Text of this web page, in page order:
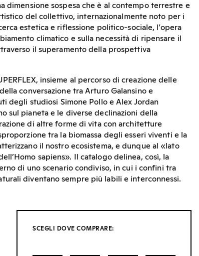
dimensione sospesa che è al contempo terrestre e
del collettivo, internazionalmente noto per i
estetica e riflessione politico-sociale, l’opera
climatico e sulla necessità di ripensare il
il superamento della prospettiva
insieme al percorso di creazione delle
conversazione tra Arturo Galansino e
degli studiosi Simone Pollo e Alex Jordan
sul pianeta e le diverse declinazioni della
di altre forme di vita con architetture
tra la biomassa degli esseri viventi e la
il nostro ecosistema, e dunque al «lato
sapiens». Il catalogo delinea, così, la
di uno scenario condiviso, in cui i confini tra
diventano sempre più labili e interconnessi.
SCEGLI DOVE COMPRARE: